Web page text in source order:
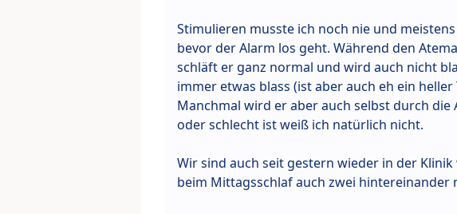
Stimulieren musste ich noch nie und
bevor der Alarm los geht. Während den
schläft er ganz normal und wird auch nicht
immer etwas blass (ist aber auch eh ein heller
Manchmal wird er aber auch selbst durch
oder schlecht ist weiß ich natürlich nicht.
Wir sind auch seit gestern wieder in der
beim Mittagsschlaf auch zwei hintereinander